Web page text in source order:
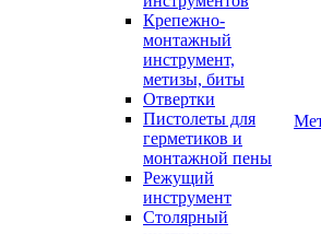
Крепежно-
монтажный
инструмент,
метизы, биты
Отвертки
Пистолеты для
герметиков и
монтажной пены
Режущий
инструмент
Столярный